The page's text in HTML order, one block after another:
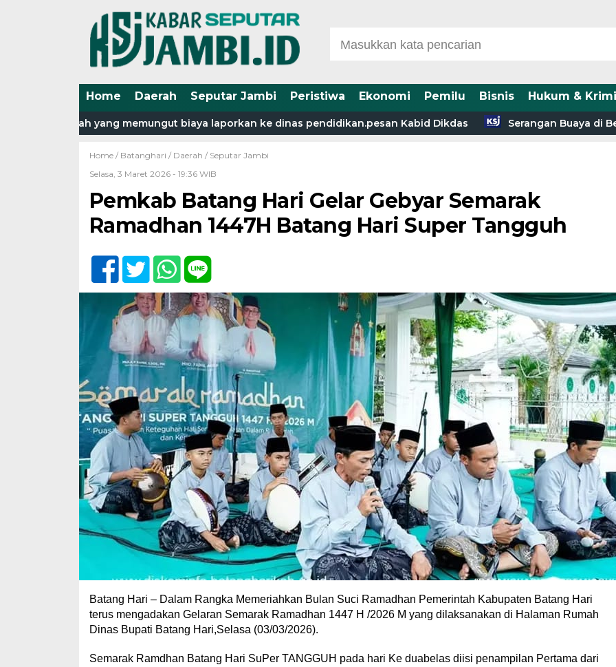
Home Daerah Seputar Jambi Peristiwa Ekonomi Pemilu Bisnis Hukum &
sekolah yang memungut biaya laporkan ke dinas pendidikan.pesan Kabid Dikdas Serangan Buaya di
Home / Batanghari / Daerah / Seputar Jambi
Selasa, 3 Maret 2026 - 19:36 WIB
Pemkab Batang Hari Gelar Gebyar Semarak
Ramadhan 1447H Batang Hari Super Tangguh
Batang Hari – Dalam Rangka Memeriahkan Bulan Suci Ramadhan Pemerintah Kabupaten Batang Hari
terus mengadakan Gelaran Semarak Ramadhan 1447 H /2026 M yang dilaksanakan di Halaman Rumah
Dinas Bupati Batang Hari,Selasa (03/03/2026).
Semarak Ramdhan Batang Hari SuPer TANGGUH pada hari Ke duabelas diisi penampilan Pertama dari